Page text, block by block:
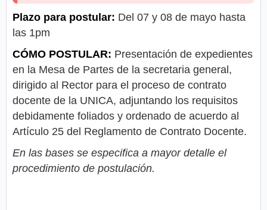
Plazo para postular: Del 07 y 08 de mayo hasta
las 1pm
CÓMO POSTULAR: Presentación de expedientes
en la Mesa de Partes de la secretaria general,
dirigido al Rector para el proceso de contrato
docente de la UNICA, adjuntando los requisitos
debidamente foliados y ordenado de acuerdo al
Artículo 25 del Reglamento de Contrato Docente.
En las bases se especifica a mayor detalle el
procedimiento de postulación.